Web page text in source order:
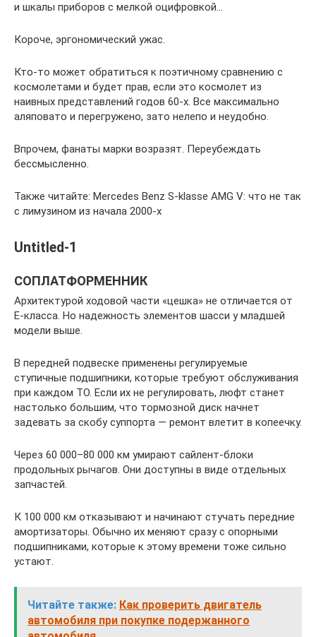
и шкалы приборов с мелкой оцифровкой…
Короче, эргономический ужас.
Кто-то может обратиться к поэтичному сравнению с
космолетами и будет прав, если это космолет из
наивных представлений годов 60-х. Все максимально
аляповато и перегружено, зато нелепо и неудобно.
Впрочем, фанаты марки возразят. Переубеждать
бессмысленно.
Также читайте: Mercedes Benz S-klasse AMG V: что не так
с лимузином из начала 2000-х
Untitled-1
СОПЛАТФОРМЕННИК
Архитектурой ходовой части «цешка» не отличается от
Е‑класса. Но надежность элементов шасси у младшей
модели выше.
В передней подвеске применены регулируемые
ступичные подшипники, которые требуют обслуживания
при каждом ТО. Если их не регулировать, люфт станет
настолько большим, что тормозной диск начнет
задевать за скобу суппорта — ремонт влетит в копеечку.
Через 60 000–80 000 км умирают сайлент-блоки
продольных рычагов. Они доступны в виде отдельных
запчастей.
К 100 000 км отказывают и начинают стучать передние
амортизаторы. Обычно их меняют сразу с опорными
подшипниками, которые к этому времени тоже сильно
устают.
Читайте также: Как проверить двигатель
автомобиля при покупке подержанного